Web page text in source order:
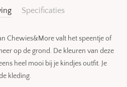
Specificaties
Chewies&More valt het speentje of
op de grond. De kleuren van deze
heel mooi bij je kindjes outfit. Je
kleding.